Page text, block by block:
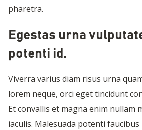
pharetra.
Egestas urna
potenti id.
Viverra varius diam risus urna
lorem neque, orci eget tincidunt
Et convallis et magna enim nullam
iaculis. Malesuada potenti